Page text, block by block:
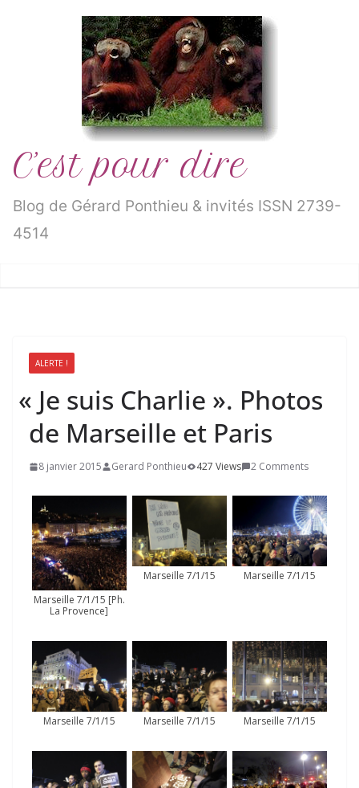
C’est pour dire
Blog de Gérard Ponthieu & invités ISSN 2739-
4514
ALERTE !
« Je suis Charlie ». Photos
de Marseille et Paris
8 janvier 2015 Gerard Ponthieu 427 Views 2 Comments
Marseille 7/1/15 [Ph.
La Provence]
Marseille 7/1/15 Marseille 7/1/15
Marseille 7/1/15 Marseille 7/1/15 Marseille 7/1/15